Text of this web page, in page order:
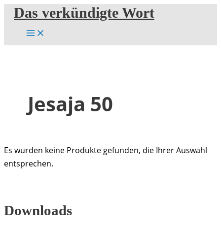
Zum
Inhalt
springen
Das verkündigte Wort
Jesaja 50
Es wurden keine Produkte gefunden, die Ihrer Auswahl
entsprechen.
Downloads